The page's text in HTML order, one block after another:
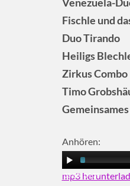
Venezuela-
Fischle und
Duo Tirando
Heiligs
Zirkus Combo
Timo
Anhören:
00:00 04:39
mp3